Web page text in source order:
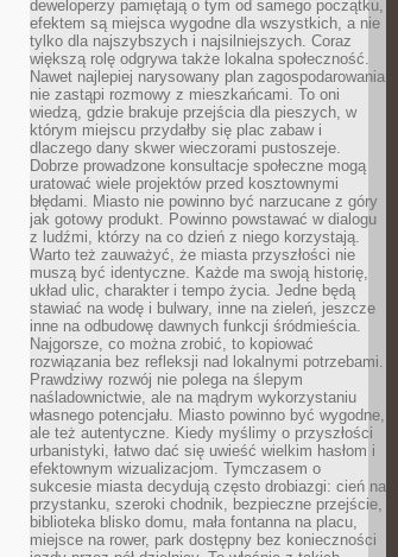
deweloperzy pamiętają o tym od samego początku,
efektem są miejsca wygodne dla wszystkich, a nie
tylko dla najszybszych i najsilniejszych. Coraz
większą rolę odgrywa także lokalna społeczność.
Nawet najlepiej narysowany plan zagospodarowania
nie zastąpi rozmowy z mieszkańcami. To oni
wiedzą, gdzie brakuje przejścia dla pieszych, w
którym miejscu przydałby się plac zabaw i
dlaczego dany skwer wieczorami pustoszeje.
Dobrze prowadzone konsultacje społeczne mogą
uratować wiele projektów przed kosztownymi
błędami. Miasto nie powinno być narzucane z góry
jak gotowy produkt. Powinno powstawać w dialogu
z ludźmi, którzy na co dzień z niego korzystają.
Warto też zauważyć, że miasta przyszłości nie
muszą być identyczne. Każde ma swoją historię,
układ ulic, charakter i tempo życia. Jedne będą
stawiać na wodę i bulwary, inne na zieleń, jeszcze
inne na odbudowę dawnych funkcji śródmieścia.
Najgorsze, co można zrobić, to kopiować
rozwiązania bez refleksji nad lokalnymi potrzebami.
Prawdziwy rozwój nie polega na ślepym
naśladownictwie, ale na mądrym wykorzystaniu
własnego potencjału. Miasto powinno być wygodne,
ale też autentyczne. Kiedy myślimy o przyszłości
urbanistyki, łatwo dać się uwieść wielkim hasłom i
efektownym wizualizacjom. Tymczasem o
sukcesie miasta decydują często drobiazgi: cień na
przystanku, szeroki chodnik, bezpieczne przejście,
biblioteka blisko domu, mała fontanna na placu,
miejsce na rower, park dostępny bez konieczności